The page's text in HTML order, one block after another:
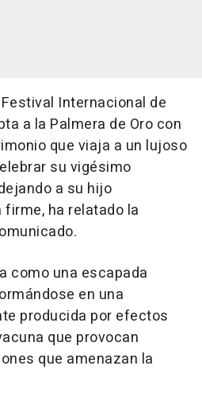
Internacional de
a la Palmera de Oro con
que viaja a un lujoso
su vigésimo
a su hijo
ha relatado la
como una escapada
en una
producida por efectos
que provocan
que amenazan la